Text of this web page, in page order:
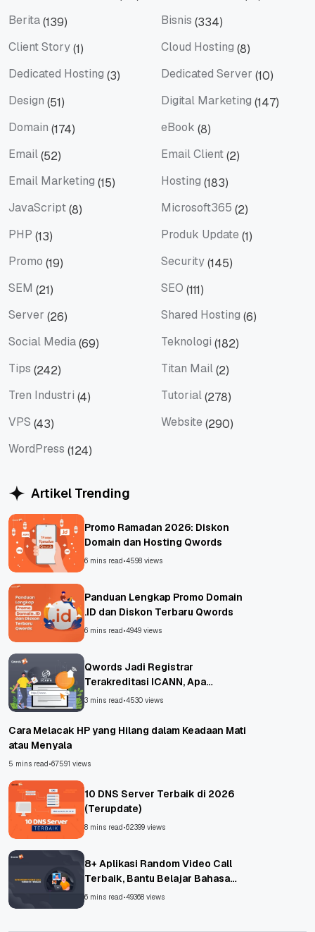
Berita(139) Bisnis (334)
Client Story(1) Cloud Hosting (8)
Dedicated Hosting (3) Dedicated Server (10)
Design (51) Digital Marketing (147)
Domain (174) eBook (8)
Email(52) Email Client(2)
Email Marketing (15) Hosting (183)
JavaScript(8) Microsoft365 (2)
PHP (13) Produk Update (1)
Promo (19) Security(145)
SEM (21) SEO (111)
Server (26) Shared Hosting (6)
Social Media(69) Teknologi (182)
Tips (242) Titan Mail(2)
Tren Industri (4) Tutorial(278)
VPS (43) Website (290)
WordPress (124)
Artikel Trending
Promo Ramadan 2026: Diskon
Domain dan Hosting Qwords
6 mins read •4598 views
Panduan Lengkap Promo Domain
.ID dan Diskon Terbaru Qwords
6 mins read •4949 views
Qwords Jadi Registrar
Terakreditasi ICANN, Apa
Untungnya?
3 mins read •4530 views
Cara Melacak HP yang Hilang dalam Keadaan Mati
atau Menyala
5 mins read •67591 views
10 DNS Server Terbaik di 2026
(Terupdate)
8 mins read •62399 views
8+ Aplikasi Random Video Call
Terbaik, Bantu Belajar Bahasa
Asing!
6 mins read •49368 views